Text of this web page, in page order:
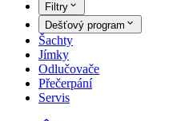
Filtry
Dešťový program
Šachty
Jímky
Odlučovače
Přečerpání
Servis